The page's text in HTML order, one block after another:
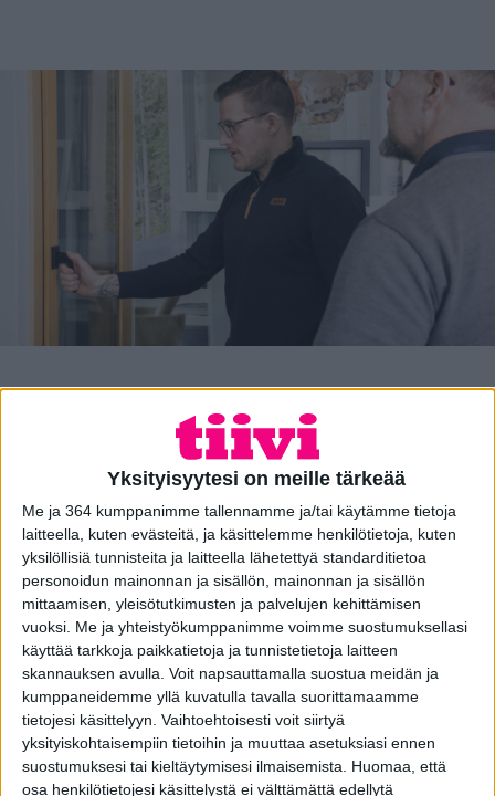
Yksityisyytesi on meille tärkeää
Me ja 364 kumppanimme tallennamme ja/tai käytämme tietoja
laitteella, kuten evästeitä, ja käsittelemme henkilötietoja, kuten
yksilöllisiä tunnisteita ja laitteella lähetettyä standarditietoa
personoidun mainonnan ja sisällön, mainonnan ja sisällön
mittaamisen, yleisötutkimusten ja palvelujen kehittämisen
vuoksi. Me ja yhteistyökumppanimme voimme suostumuksellasi
käyttää tarkkoja paikkatietoja ja tunnistetietoja laitteen
skannauksen avulla. Voit napsauttamalla suostua meidän ja
kumppaneidemme yllä kuvatulla tavalla suorittamaamme
tietojesi käsittelyyn. Vaihtoehtoisesti voit siirtyä
yksityiskohtaisempiin tietoihin ja muuttaa asetuksiasi ennen
suostumuksesi tai kieltäytymisesi ilmaisemista.
Huomaa, että
osa henkilötietojesi käsittelystä ei välttämättä edellytä
Savonlinnassa tai lähikunnissa?
Ikkunat vaikuttavat kotiin vuosikymmeniä, joten
kumppanin kanssa. Tiiviltä saat Suomen osaavinta
palvelua, laajimmat takuut ja innovatiivisimmat
ikkunat. Savonlinna ja muu Etelä-Savo on osaavan
paikallisen asiantuntijamme palvelualuetta, joten
saat käyttöösi arvokasta tietoa kaikissa
ikkunaremonttiin liittyvissä kysymyksissä.
Asiantuntijamme suorittavat maksuttomia
kuntokartoituksia, joissa ikkunoiden ja ovien
nykyinen kunto käydään huolellisesti läpi.
HYÖDYNNÄ MAKSUTON KUNTOKARTOITUS